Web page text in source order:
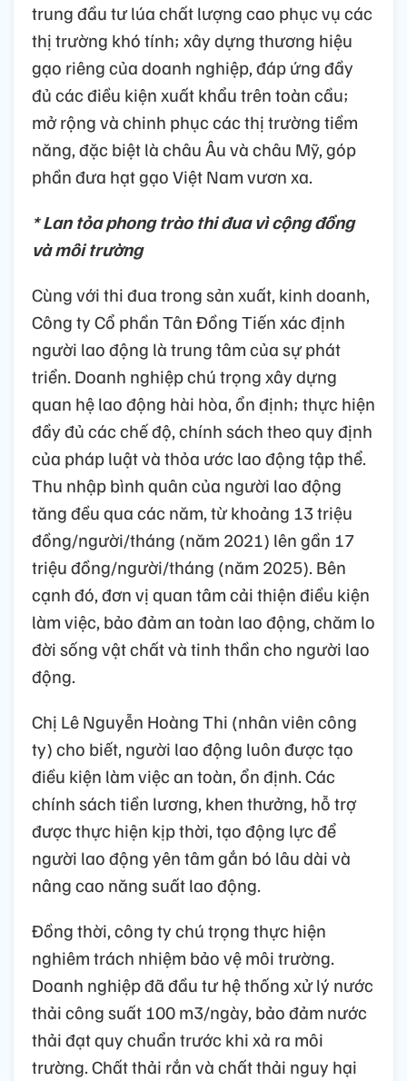
trung đầu tư lúa chất lượng cao phục vụ các
thị trường khó tính; xây dựng thương hiệu
gạo riêng của doanh nghiệp, đáp ứng đầy
đủ các điều kiện xuất khẩu trên toàn cầu;
mở rộng và chinh phục các thị trường tiềm
năng, đặc biệt là châu Âu và châu Mỹ, góp
phần đưa hạt gạo Việt Nam vươn xa.
* Lan tỏa phong trào thi đua vì cộng đồng
và môi trường
Cùng với thi đua trong sản xuất, kinh doanh,
Công ty Cổ phần Tân Đồng Tiến xác định
người lao động là trung tâm của sự phát
triển. Doanh nghiệp chú trọng xây dựng
quan hệ lao động hài hòa, ổn định; thực hiện
đầy đủ các chế độ, chính sách theo quy định
của pháp luật và thỏa ước lao động tập thể.
Thu nhập bình quân của người lao động
tăng đều qua các năm, từ khoảng 13 triệu
đồng/người/tháng (năm 2021) lên gần 17
triệu đồng/người/tháng (năm 2025). Bên
cạnh đó, đơn vị quan tâm cải thiện điều kiện
làm việc, bảo đảm an toàn lao động, chăm lo
đời sống vật chất và tinh thần cho người lao
động.
Chị Lê Nguyễn Hoàng Thi (nhân viên công
ty) cho biết, người lao động luôn được tạo
điều kiện làm việc an toàn, ổn định. Các
chính sách tiền lương, khen thưởng, hỗ trợ
được thực hiện kịp thời, tạo động lực để
người lao động yên tâm gắn bó lâu dài và
nâng cao năng suất lao động.
Đồng thời, công ty chú trọng thực hiện
nghiêm trách nhiệm bảo vệ môi trường.
Doanh nghiệp đã đầu tư hệ thống xử lý nước
thải công suất 100 m3/ngày, bảo đảm nước
thải đạt quy chuẩn trước khi xả ra môi
trường. Chất thải rắn và chất thải nguy hại